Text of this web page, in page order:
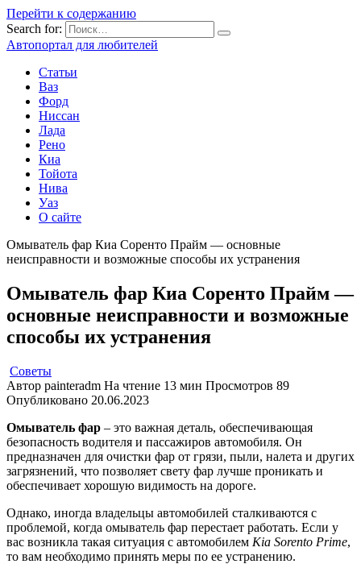
Перейти к содержанию
Search for:
Автопортал для любителей
Статьи
Ваз
Форд
Ниссан
Лада
Рено
Киа
Тойота
Нива
Уаз
О сайте
Омыватель фар Киа Соренто Прайм — основные
неисправности и возможные способы их устранения
Омыватель фар Киа Соренто Прайм —
основные неисправности и возможные
способы их устранения
Советы
Автор painteradm На чтение 13 мин Просмотров 89
Опубликовано 20.06.2023
Омыватель фар – это важная деталь, обеспечивающая
безопасность водителя и пассажиров автомобиля. Он
предназначен для очистки фар от грязи, пыли, налета и других
загрязнений, что позволяет свету фар лучше проникать и
обеспечивает хорошую видимость на дороге.
Однако, иногда владельцы автомобилей сталкиваются с
проблемой, когда омыватель фар перестает работать. Если у
вас возникла такая ситуация с автомобилем Kia Sorento Prime,
то вам необходимо принять меры по ее устранению.